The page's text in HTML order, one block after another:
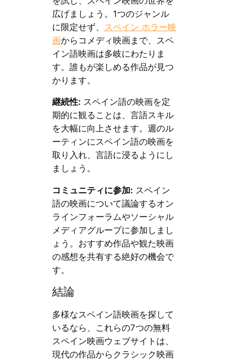
広げましょう。1つのジャンル
に限定せず、
スペイン ホラー映
画からコメディ映画まで、スペ
イン語映画は多岐にわたりま
す。誰もが楽しめる作品が見つ
かります。
継続性: スペイン語の映画を定
期的に観ることは、言語スキル
を大幅に向上させます。週のル
ーティンにスペイン語の映画を
取り入れ、言語に浸るようにし
ましょう。
コミュニティに参加: スペイン
語の映画について議論するオン
ラインフォーラムやソーシャル
メディアグループに参加しまし
ょう。おすすめ作品や観た映画
の感想を共有する絶好の機会で
す。
結論
多様なスペイン語映画を探して
いるなら、これらの7つの無料
スペイン映画ウェブサイトは、
現代の作品からクラシック映画